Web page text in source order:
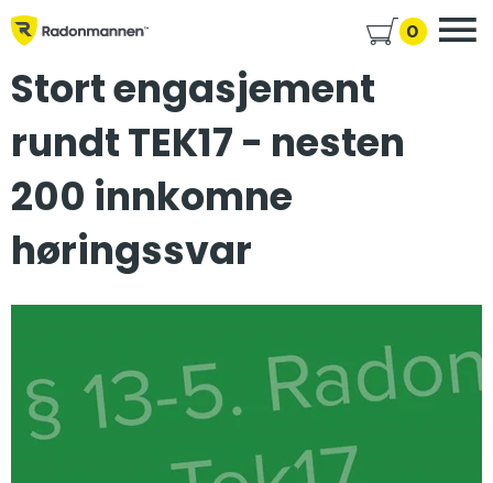
0
Stort engasjement
rundt TEK17 - nesten
200 innkomne
høringssvar